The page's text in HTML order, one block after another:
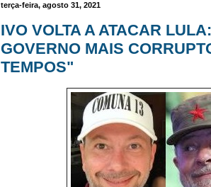
terça-feira, agosto 31, 2021
IVO VOLTA A ATACAR
GOVERNO MAIS
TEMPOS"